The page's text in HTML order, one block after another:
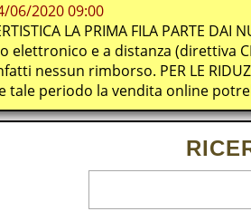
06/2020 09:00
LA PRIMA FILA PARTE
e a distanza (direttiva
nessun rimborso. PER LE
tale periodo la vendita online